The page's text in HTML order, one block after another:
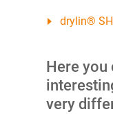
drylin®
Here
very